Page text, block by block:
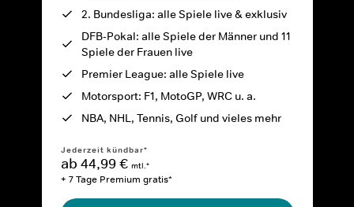
2. Bundesliga: alle Spiele live & exklusiv
DFB-Pokal: alle Spiele der Männer und 11
Spiele der Frauen live
Premier League: alle Spiele live
Motorsport: F1, MotoGP, WRC u. a.
NBA, NHL, Tennis, Golf und vieles mehr
Jederzeit kündbar*
ab 44,99 € mtl.*
+ 7 Tage Premium gratis*